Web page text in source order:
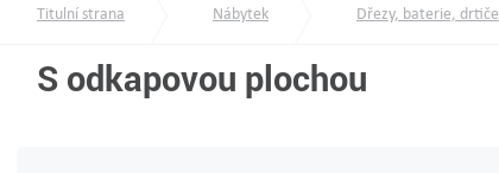
Titulní strana Nábytek Dřezy, baterie, drtiče
S odkapovou plochou